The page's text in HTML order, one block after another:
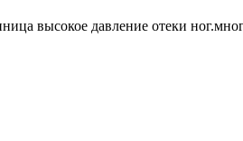
высокое давление отеки